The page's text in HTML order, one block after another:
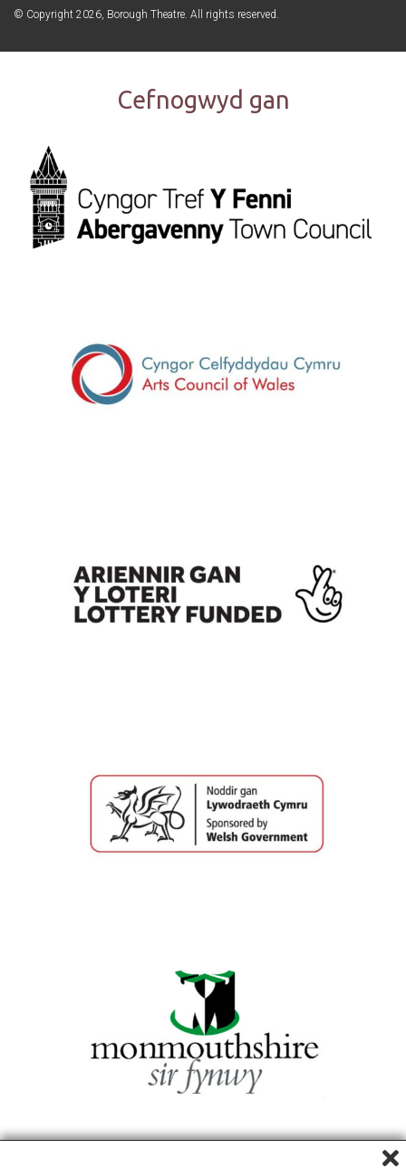
© Copyright 2026, Borough Theatre. All rights reserved.
Cefnogwyd gan